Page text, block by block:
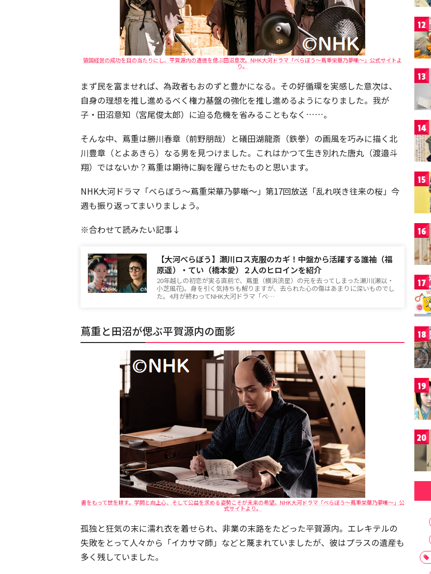
領国経営の成功を目の当たりにし、平賀源内の遺徳を偲ぶ田沼意次。NHK大河ドラマ「べらぼう～蔦重栄華乃夢噺～」公式サイトよ
り。
まず民を富ませれば、為政者もおのずと豊かになる。その好循環を実感した意次は、
自身の理想を推し進めるべく権力基盤の強化を推し進めるようになりました。我が
子・田沼意知（宮尾俊太郎）に迫る危機を省みることもなく……。
そんな中、蔦重は勝川春章（前野朋哉）と礒田湖龍斎（鉄拳）の画風を巧みに描く北
川豊章（とよあきら）なる男を見つけました。これはかつて生き別れた唐丸（渡邉斗
翔）ではないか？蔦重は期待に胸を躍らせたものと思います。
NHK大河ドラマ「べらぼう～蔦重栄華乃夢噺～」第17回放送「乱れ咲き往来の桜」今
週も振り返ってまいりましょう。
※合わせて読みたい記事↓
【大河べらぼう】瀬川ロス克服のカギ！中盤から活躍する誰袖（福
原遥）・てい（橋本愛）２人のヒロインを紹介
20年越しの初恋が実る直前で、蔦重（横浜流星）の元を去ってしまった瀬川(瀬以・
小芝風花)。身を引く気持ちも解りますが、去られた心の傷はあまりに深いものでし
た。4月が終わってNHK大河ドラマ「べ…
蔦重と田沼が偲ぶ平賀源内の面影
書をもって世を耕す。学問と向上心、そして公益を求める姿勢こそが未来の希望。NHK大河ドラマ「べらぼう～蔦重栄華乃夢噺～」公
式サイトより。
孤独と狂気の末に濡れ衣を着せられ、非業の末路をたどった平賀源内。エレキテルの
失敗をとって人々から「イカサマ師」などと蔑まれていましたが、彼はプラスの遺産も
多く残していました。
12
13
14
15
16
17
18
19
20